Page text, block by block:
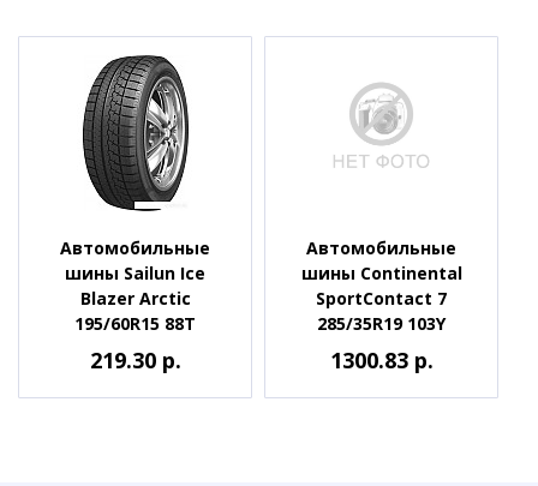
Автомобильные
шины Sailun Ice
Blazer Arctic
195/60R15 88T
219.30 р.
Автомобильные
шины Continental
SportContact 7
285/35R19 103Y
1300.83 р.